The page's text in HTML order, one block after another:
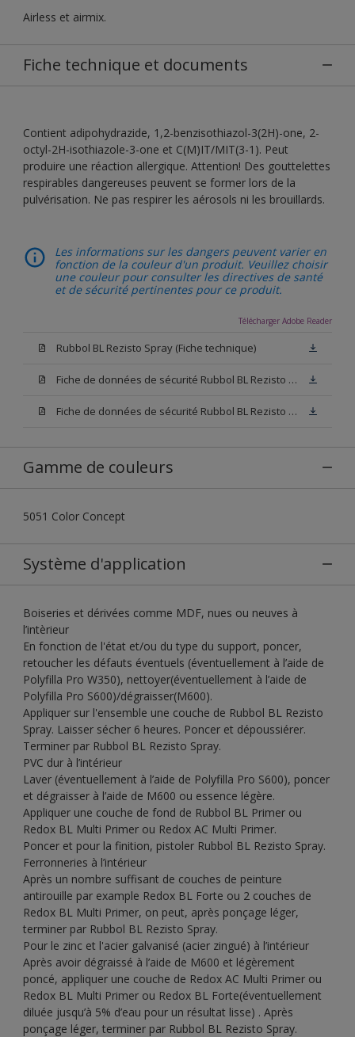
Airless et airmix.
Fiche technique et documents
Contient adipohydrazide, 1,2-benzisothiazol-3(2H)-one, 2-
octyl-2H-isothiazole-3-one et C(M)IT/MIT(3-1). Peut
produire une réaction allergique. Attention! Des gouttelettes
respirables dangereuses peuvent se former lors de la
pulvérisation. Ne pas respirer les aérosols ni les brouillards.
Les informations sur les dangers peuvent varier en
fonction de la couleur d'un produit. Veuillez choisir
une couleur pour consulter les directives de santé
et de sécurité pertinentes pour ce produit.
Télécharger Adobe Reader
Rubbol BL Rezisto Spray (Fiche technique)
Fiche de données de sécurité Rubbol BL Rezisto Spray W05 (SDS)
Fiche de données de sécurité Rubbol BL Rezisto Spray N00 (SDS)
Gamme de couleurs
5051 Color Concept
Système d'application
Boiseries et dérivées comme MDF, nues ou neuves à
l’intèrieur
En fonction de l'état et/ou du type du support, poncer,
retoucher les défauts éventuels (éventuellement à l’aide de
Polyfilla Pro W350), nettoyer(éventuellement à l’aide de
Polyfilla Pro S600)/dégraisser(M600).
Appliquer sur l'ensemble une couche de Rubbol BL Rezisto
Spray. Laisser sécher 6 heures. Poncer et dépoussiérer.
Terminer par Rubbol BL Rezisto Spray.
PVC dur à l’intérieur
Laver (éventuellement à l’aide de Polyfilla Pro S600), poncer
et dégraisser à l’aide de M600 ou essence légère.
Appliquer une couche de fond de Rubbol BL Primer ou
Redox BL Multi Primer ou Redox AC Multi Primer.
Poncer et pour la finition, pistoler Rubbol BL Rezisto Spray.
Ferronneries à l’intérieur
Après un nombre suffisant de couches de peinture
antirouille par example Redox BL Forte ou 2 couches de
Redox BL Multi Primer, on peut, après ponçage léger,
terminer par Rubbol BL Rezisto Spray.
Pour le zinc et l'acier galvanisé (acier zingué) à l’intérieur
Après avoir dégraissé à l’aide de M600 et légèrement
poncé, appliquer une couche de Redox AC Multi Primer ou
Redox BL Multi Primer ou Redox BL Forte(éventuellement
diluée jusqu’à 5% d’eau pour un résultat lisse) . Après
ponçage léger, terminer par Rubbol BL Rezisto Spray.